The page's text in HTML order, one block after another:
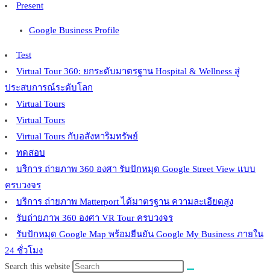
Present
Google Business Profile
Test
Virtual Tour 360: ยกระดับมาตรฐาน Hospital & Wellness สู่
ประสบการณ์ระดับโลก
Virtual Tours
Virtual Tours
Virtual Tours กับอสังหาริมทรัพย์
ทดสอบ
บริการ ถ่ายภาพ 360 องศา รับปักหมุด Google Street View แบบ
ครบวงจร
บริการ ถ่ายภาพ Matterport ได้มาตรฐาน ความละเอียดสูง
รับถ่ายภาพ 360 องศา VR Tour ครบวงจร
รับปักหมุด Google Map พร้อมยืนยัน Google My Business ภายใน
24 ชั่วโมง
Search this website